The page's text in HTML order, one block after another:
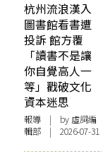
杭州流浪漢入
圖書館看書遭
投訴 館方覆
「讀書不是讓
你自覺高人一
等」戳破文化
資本迷思
報導 | by 虛詞編
輯部 | 2026-07-31